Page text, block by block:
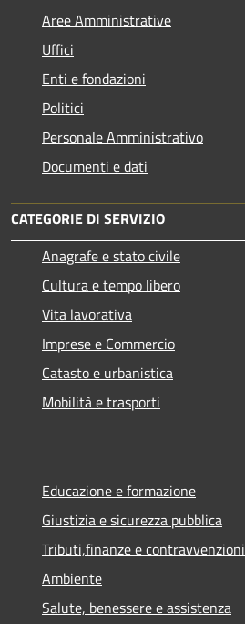
Aree Amministrative
Uffici
Enti e fondazioni
Politici
Personale Amministrativo
Documenti e dati
CATEGORIE DI SERVIZIO
Anagrafe e stato civile
Cultura e tempo libero
Vita lavorativa
Imprese e Commercio
Catasto e urbanistica
Mobilità e trasporti
Educazione e formazione
Giustizia e sicurezza pubblica
Tributi,finanze e contravvenzioni
Ambiente
Salute, benessere e assistenza